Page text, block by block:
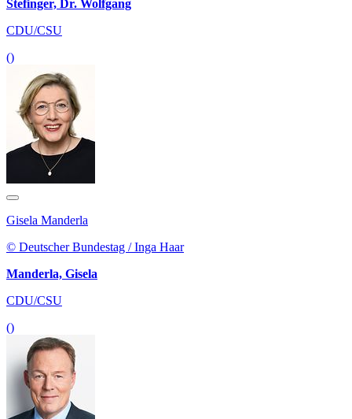
Stefinger, Dr. Wolfgang
CDU/CSU
()
Gisela Manderla
© Deutscher Bundestag / Inga Haar
Manderla, Gisela
CDU/CSU
()